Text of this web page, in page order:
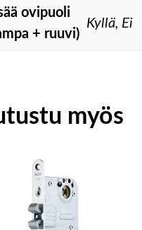
ovipuoli
+ ruuvi)
Kyllä, Ei
myös